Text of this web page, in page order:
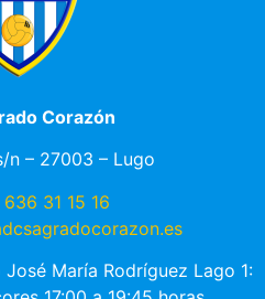
Corazón
n – 27003 – Lugo
636 31 15 16
María Rodríguez Lago 1: